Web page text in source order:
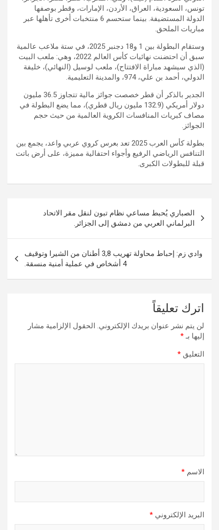
تونس، السعودية، العراق، الأردن، الإمارات، وقطر بوصفها
الدولة المستضيفة. بينما ستحسم 6 منتخبات أخرى تأهلها عبر
مباريات الملحق.
وستقام البطولة بين 1 و18 دجنبر 2025، في ستة ملاعب عالمية
سبق أن احتضنت نهائيات كأس العالم 2022، وهي: ملعب البيت
(الذي سيشهد مباراة الافتتاح)، ملعب لوسيل (النهائي)، خليفة
الدولي، أحمد بن علي، 974، والمدينة التعليمية.
الجدير بالذكر أن قطر خصصت جوائز مالية تتجاوز 36.5 مليون
دولار أمريكي (132.9 مليون ريال قطري)، مما يضع البطولة في
مصاف كبريات المنافسات الكروية العالمية من حيث حجم
الجوائز.
بطولة كأس العرب 2025 تعد بعرس كروي عربي واعد، يجمع بين
التنافس الرياضي الرفيع وأجواء احتفالية مميزة، على أرض باتت
قبلة للبطولات الكبرى.
المقالات
الصباري يُحبط مساعي نظام تبون لنقل مقر الاتحاد
البرلماني العربي من دمشق إلى الجزائر.
وادي زم: إحباط محاولة تهريب 3,8 أطنان من الشيرا وتوقيف
4 أشخاص في عملية أمنية منسقة.
اترك تعليقاً
لن يتم نشر عنوان بريدك الإلكتروني. الحقول الإلزامية مشار
إليها بـ*
التعليق *
الاسم *
البريد الإلكتروني *